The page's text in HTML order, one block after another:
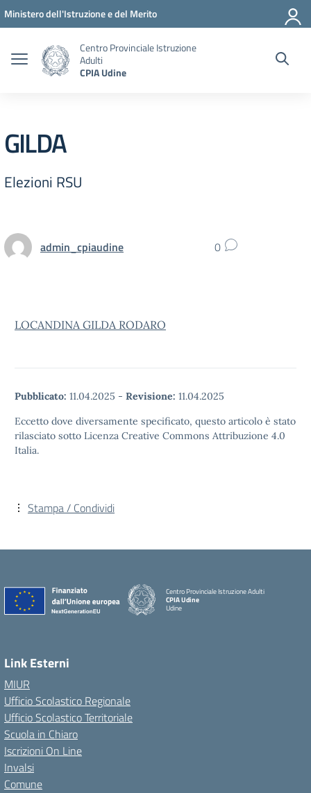
Vai ai contenuti
Vai al menu di navigazione
Vai al footer
Ministero dell'Istruzione e del Merito
Centro Provinciale Istruzione
Adulti
CPIA Udine
GILDA
Elezioni RSU
admin_cpiaudine 0
LOCANDINA GILDA RODARO
Pubblicato: 11.04.2025 - Revisione: 11.04.2025
Eccetto dove diversamente specificato, questo articolo è stato
rilasciato sotto Licenza Creative Commons Attribuzione 4.0
Italia.
Stampa / Condividi
Centro Provinciale Istruzione Adulti
CPIA Udine
Udine
Link Esterni
MIUR
Ufficio Scolastico Regionale
Ufficio Scolastico Territoriale
Scuola in Chiaro
Iscrizioni On Line
Invalsi
Comune